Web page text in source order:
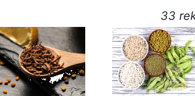
33